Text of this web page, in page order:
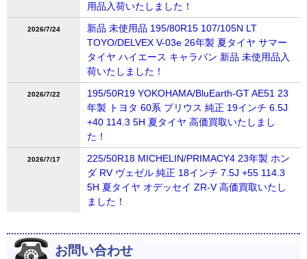
用品入荷いたしました！
2026/7/24
新品 未使用品 195/80R15 107/105N LT
TOYO/DELVEX V-03e 26年製 夏タイヤ サマー
タイヤ ハイエース キャラバン 新品 未使用品入
荷いたしました！
2026/7/22
195/50R19 YOKOHAMA/BluEarth-GT AE51 23
年製 トヨタ 60系 プリウス 純正 19インチ 6.5J
+40 114.3 5H 夏タイヤ 高価買取いたしまし
た！
2026/7/17
225/50R18 MICHELIN/PRIMACY4 23年製 ホン
ダ RV ヴェゼル 純正 18インチ 7.5J +55 114.3
5H 夏タイヤ オデッセイ ZR-V 高価買取いたし
ました！
お問い合わせ